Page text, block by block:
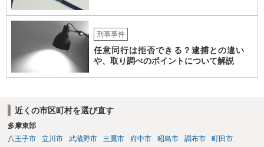
刑事事件
任意同行は拒否できる？逮捕との違い
や、取り調べのポイントについて解説
近くの市区町村を選び直す
多摩東部
八王子市
立川市 武蔵野市 三鷹市 府中市 昭島市 調布市
町田市